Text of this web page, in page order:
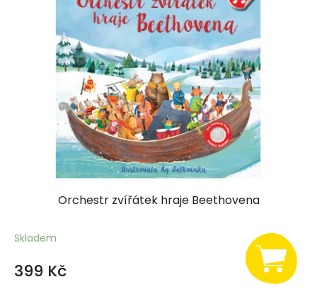
Orchestr zvířátek hraje Beethovena
Skladem
399 Kč